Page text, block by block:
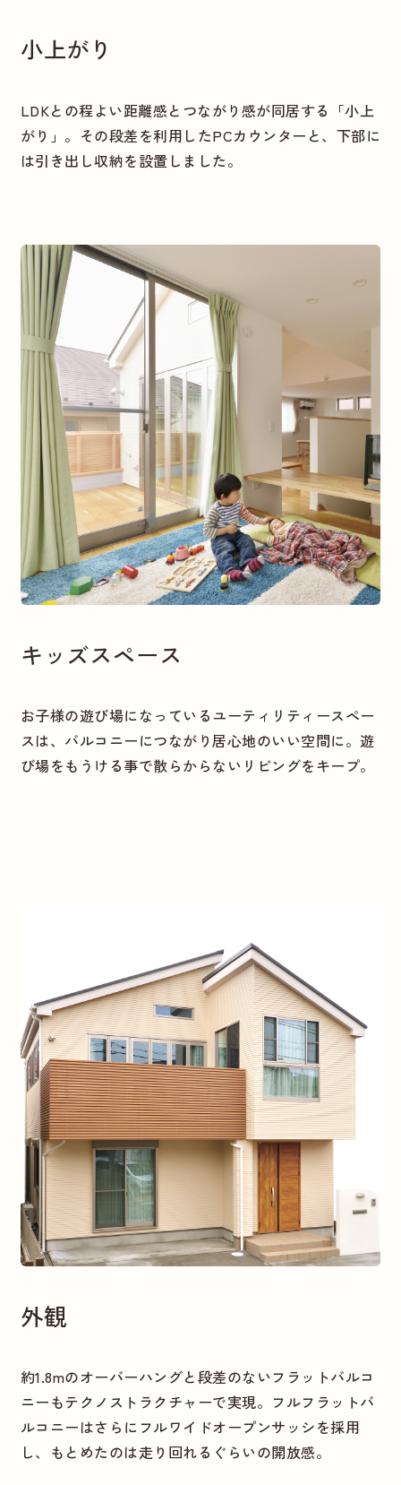
小上がり
LDKとの程よい距離感とつながり感が同居する「小上
がり」。その段差を利用したPCカウンターと、下部に
は引き出し収納を設置しました。
キッズスペース
お子様の遊び場になっているユーティリティースペー
スは、バルコニーにつながり居心地のいい空間に。遊
び場をもうける事で散らからないリビングをキープ。
外観
約1.8mのオーバーハングと段差のないフラットバルコ
ニーもテクノストラクチャーで実現。フルフラットバ
ルコニーはさらにフルワイドオープンサッシを採用
し、もとめたのは走り回れるぐらいの開放感。